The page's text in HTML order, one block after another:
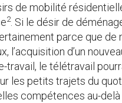
de mobilité
2. Si le désir de
parce que
l’acquisition d’un
le télétravail
les petits trajets du
compétences au-